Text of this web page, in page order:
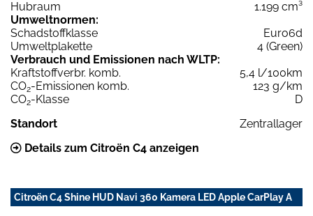
Hubraum
1.199 cm³
Umweltnormen:
Schadstoffklasse
Euro6d
Umweltplakette
4 (Green)
Verbrauch und Emissionen nach WLTP:
Kraftstoffverbr. komb.
5,4 l/100km
CO2-Emissionen komb.
123 g/km
CO2-Klasse
D
Standort
Zentrallager
Details zum Citroën C4 anzeigen
Citroën C4 Shine HUD Navi 360 Kamera LED Apple CarPlay A